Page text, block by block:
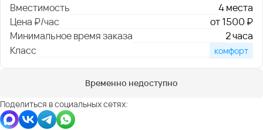
Вместимость
4 места
Цена ₽/час
от 1500 ₽
Минимальное время заказа
2 часа
Класс
комфорт
Временно недоступно
Поделиться в социальных сетях: